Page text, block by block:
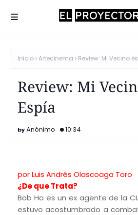
Inicio Artecinema Review: Mi Vecino
Review: Mi
Espía
Anónimo 10:34
por Luis Andrés Olascoaga Toro
¿De que Trata?
Bob Ho es un ex agente de la
estuvo acostumbrado a